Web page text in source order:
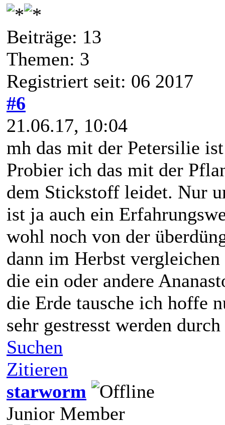
Beiträge: 13
Themen: 3
Registriert seit: 06 2017
#6
21.06.17, 10:04
mh das mit der Petersilie
Probier ich das mit der
dem Stickstoff leidet. Nur
ist ja auch ein
wohl noch von der
dann im Herbst
die ein oder andere
die Erde tausche ich hoffe
sehr gestresst werden
Suchen
Zitieren
starworm
Junior Member